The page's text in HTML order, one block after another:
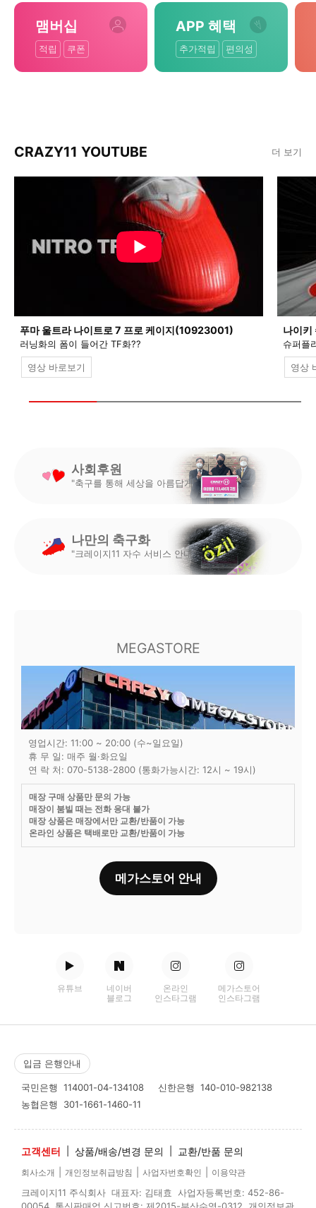
맴버십
적립 쿠폰
APP 혜택
추가적립 편의성
CRAZY11 YOUTUBE 더 보기
푸마 울트라 나이트로 7 프로 케이지(10923001)
러닝화의 폼이 들어간 TF화??
영상 바로보기
나이
슈퍼플
영상
사회후원
"축구를 통해 세상을 아름답게"
나만의 축구화
"크레이지11 자수 서비스 안내"
MEGASTORE
영업시간: 11:00 ~ 20:00 (수~일요일)
휴 무 일: 매주 월·화요일
연 락 처: 070-5138-2800 (통화가능시간: 12시 ~ 19시)
매장 구매 상품만 문의 가능
매장이 붐빌 때는 전화 응대 불가
매장 상품은 매장에서만 교환/반품이 가능
온라인 상품은 택배로만 교환/반품이 가능
메가스토어 안내
유튜브
네이버
블로그
온라인
인스타그램
메가스토어
인스타그램
입금 은행안내
국민은행 114001-04-134108 신한은행 140-010-982138
농협은행 301-1661-1460-11
고객센터 상품/배송/변경 문의 교환/반품 문의
회사소개 개인정보취급방침 사업자번호확인 이용약관
크레이지11 주식회사 대표자: 김태효 사업자등록번호: 452-86-